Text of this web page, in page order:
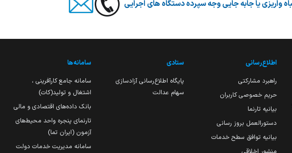
اطلاع‌رسانی
راهبرد مشارکتی
حریم خصوصی کاربران
بیانیه تارنما
دستورالعمل بروز رسانی
بیانیه توافق سطح خدمات
ستادی
پایگاه اطلاع‌رسانی آزادسازی
سهام عدالت
سامانه‌ها
سامانه جامع کارآفرینی ،
اشتغال و تولید(کات)
بانک داده‌های اقتصادی و مالی
تارنمای پنجره واحد محیط‌های
آزمون (ایران تما)
سامانه مدیریت خدمات دولت